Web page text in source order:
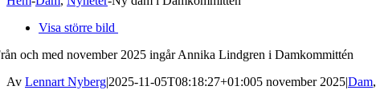
Visa större bild
och med november 2025 ingår Annika Lindgren i Damkommittén
Av Lennart Nyberg|2025-11-05T08:18:27+01:005 november 2025|Dam,